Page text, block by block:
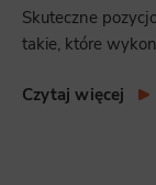
Skuteczne
takie, które
Czytaj więcej